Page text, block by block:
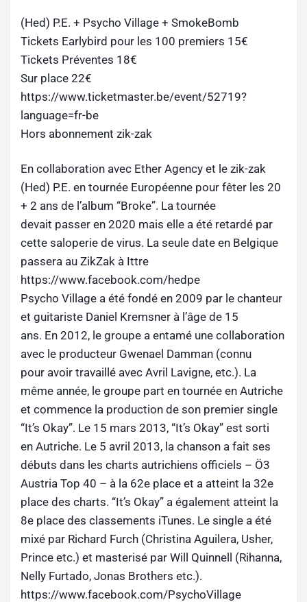
(Hed) P.E. + Psycho Village + SmokeBomb
Tickets Earlybird pour les 100 premiers 15€
Tickets Préventes 18€
Sur place 22€
https://www.ticketmaster.be/event/52719?
language=fr-be
Hors abonnement zik-zak
En collaboration avec Ether Agency et le zik-zak
(Hed) P.E. en tournée Européenne pour fêter les 20
+ 2 ans de l’album “Broke”. La tournée
devait passer en 2020 mais elle a été retardé par
cette saloperie de virus. La seule date en Belgique
passera au ZikZak à Ittre
https://www.facebook.com/hedpe
Psycho Village a été fondé en 2009 par le chanteur
et guitariste Daniel Kremsner à l’âge de 15
ans. En 2012, le groupe a entamé une collaboration
avec le producteur Gwenael Damman (connu
pour avoir travaillé avec Avril Lavigne, etc.). La
même année, le groupe part en tournée en Autriche
et commence la production de son premier single
“It’s Okay”. Le 15 mars 2013, “It’s Okay” est sorti
en Autriche. Le 5 avril 2013, la chanson a fait ses
débuts dans les charts autrichiens officiels – Ö3
Austria Top 40 – à la 62e place et a atteint la 32e
place des charts. “It’s Okay” a également atteint la
8e place des classements iTunes. Le single a été
mixé par Richard Furch (Christina Aguilera, Usher,
Prince etc.) et masterisé par Will Quinnell (Rihanna,
Nelly Furtado, Jonas Brothers etc.).
https://www.facebook.com/PsychoVillage